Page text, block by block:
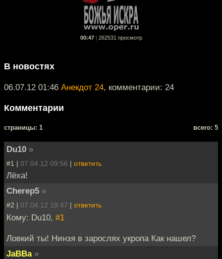
00:47 262531 просмотр
В новостях
06.07.12 01:46 Анекдот 24, комментарии: 24
Комментарии
cтраницы: 1 всего: 5
Du10 »
#1 | 07.04.12 09:56 | ответить
Лёха!
Cherep5 »
#2 | 07.04.12 18:47 | ответить
Кому: Du10, #1
Ловкий ты! Нинзя в зарослях укропа Как нашел?
JaBBa »